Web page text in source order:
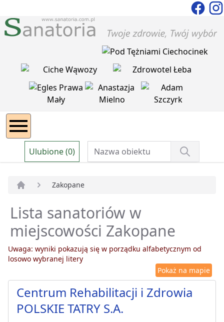
Ulubione (0)
Zakopane
Lista sanatoriów w
miejscowości Zakopane
Uwaga: wyniki pokazują się w porządku alfabetycznym od
losowo wybranej litery
Pokaż na mapie
Centrum Rehabilitacji i Zdrowia
POLSKIE TATRY S.A.